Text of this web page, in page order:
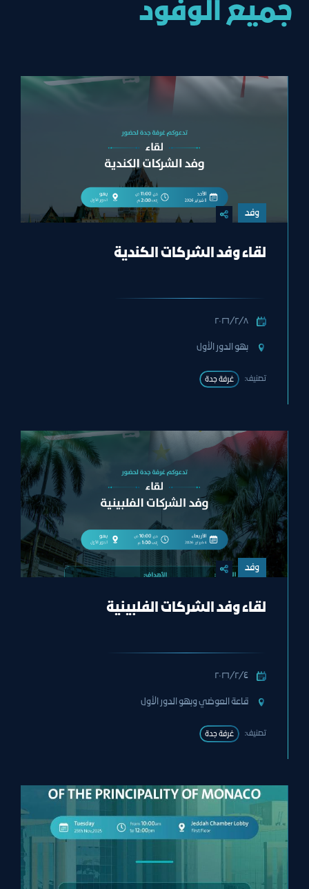
جميع اﻟﻮﻓﻮد
وفد
لقاء وفد الشركات الكندية
٨‏/٢‏/٢٠٢٦
بهو الدور الأول
تصنيف: غرفة جدة
وفد
لقاء وفد الشركات الفلبينية
٤‏/٢‏/٢٠٢٦
قاعة العوضي وبهو الدور الأول
تصنيف: غرفة جدة